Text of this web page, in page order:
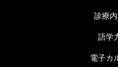
診療
語学
電子カ